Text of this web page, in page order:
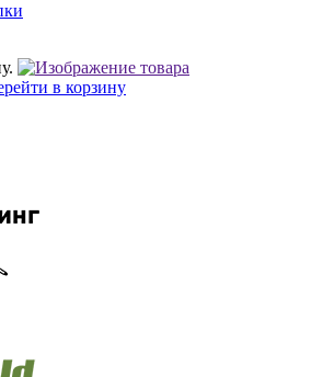
в корзину